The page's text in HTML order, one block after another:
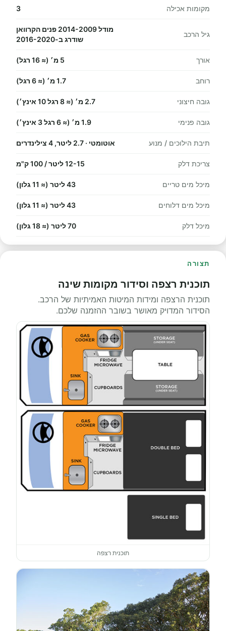
מקומות אכילה 3
גיל הרכב
מודל 2014-2009 פנים הקרוואן
שודרג ב-2016-2020
אורך 5 מ׳ (≈ 16 רגל)
רוחב 1.7 מ׳ (≈ 6 רגל)
גובה חיצוני 2.7 מ׳ (≈ 8 רגל 10 אינץ׳)
גובה פנימי 1.9 מ׳ (≈ 6 רגל 3 אינץ׳)
תיבת הילוכים / מנוע אוטומטי · 2.7 ליטר, 4 צילינדרים
צריכת דלק 12-15 ליטר / 100 ק"מ
מיכל מים טריים 43 ליטר (≈ 11 גלון)
מיכל מים דלוחים 43 ליטר (≈ 11 גלון)
מיכל דלק 70 ליטר (≈ 18 גלון)
תצורה
תוכנית רצפה וסידור מקומות שינה
תוכנית הרצפה ומידות המיטות האמיתיות של הרכב.
הסידור המדויק מאושר בשובר ההזמנה שלכם.
תוכנית רצפה